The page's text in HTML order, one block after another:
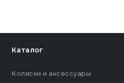
Каталог
Коляски и аксессуары